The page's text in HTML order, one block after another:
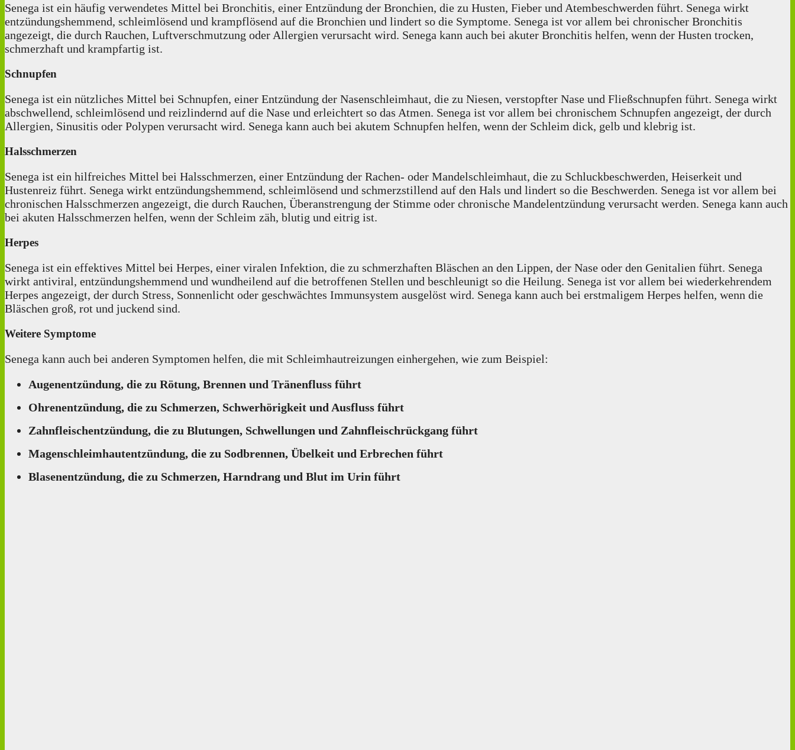
Senega ist ein häufig verwendetes Mittel bei Bronchitis, einer Entzündung der Bronchien, die zu Husten, Fieber und Atembeschwerden führt. Senega wirkt
entzündungshemmend, schleimlösend und krampflösend auf die Bronchien und lindert so die Symptome. Senega ist vor allem bei chronischer Bronchitis
angezeigt, die durch Rauchen, Luftverschmutzung oder Allergien verursacht wird. Senega kann auch bei akuter Bronchitis helfen, wenn der Husten trocken,
schmerzhaft und krampfartig ist.
Schnupfen
Senega ist ein nützliches Mittel bei Schnupfen, einer Entzündung der Nasenschleimhaut, die zu Niesen, verstopfter Nase und Fließschnupfen führt. Senega wirkt
abschwellend, schleimlösend und reizlindernd auf die Nase und erleichtert so das Atmen. Senega ist vor allem bei chronischem Schnupfen angezeigt, der durch
Allergien, Sinusitis oder Polypen verursacht wird. Senega kann auch bei akutem Schnupfen helfen, wenn der Schleim dick, gelb und klebrig ist.
Halsschmerzen
Senega ist ein hilfreiches Mittel bei Halsschmerzen, einer Entzündung der Rachen- oder Mandelschleimhaut, die zu Schluckbeschwerden, Heiserkeit und
Hustenreiz führt. Senega wirkt entzündungshemmend, schleimlösend und schmerzstillend auf den Hals und lindert so die Beschwerden. Senega ist vor allem bei
chronischen Halsschmerzen angezeigt, die durch Rauchen, Überanstrengung der Stimme oder chronische Mandelentzündung verursacht werden. Senega kann auch
bei akuten Halsschmerzen helfen, wenn der Schleim zäh, blutig und eitrig ist.
Herpes
Senega ist ein effektives Mittel bei Herpes, einer viralen Infektion, die zu schmerzhaften Bläschen an den Lippen, der Nase oder den Genitalien führt. Senega
wirkt antiviral, entzündungshemmend und wundheilend auf die betroffenen Stellen und beschleunigt so die Heilung. Senega ist vor allem bei wiederkehrendem
Herpes angezeigt, der durch Stress, Sonnenlicht oder geschwächtes Immunsystem ausgelöst wird. Senega kann auch bei erstmaligem Herpes helfen, wenn die
Bläschen groß, rot und juckend sind.
Weitere Symptome
Senega kann auch bei anderen Symptomen helfen, die mit Schleimhautreizungen einhergehen, wie zum Beispiel:
Augenentzündung, die zu Rötung, Brennen und Tränenfluss führt
Ohrenentzündung, die zu Schmerzen, Schwerhörigkeit und Ausfluss führt
Zahnfleischentzündung, die zu Blutungen, Schwellungen und Zahnfleischrückgang führt
Magenschleimhautentzündung, die zu Sodbrennen, Übelkeit und Erbrechen führt
Blasenentzündung, die zu Schmerzen, Harndrang und Blut im Urin führt